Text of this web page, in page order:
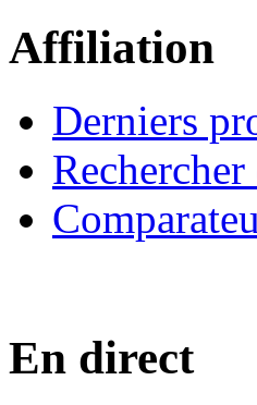
Affiliation
Derniers
En direct